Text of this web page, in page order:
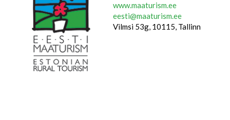
www.maaturism.ee
eesti@maaturism.ee
Vilmsi 53g, 10115, Tallinn